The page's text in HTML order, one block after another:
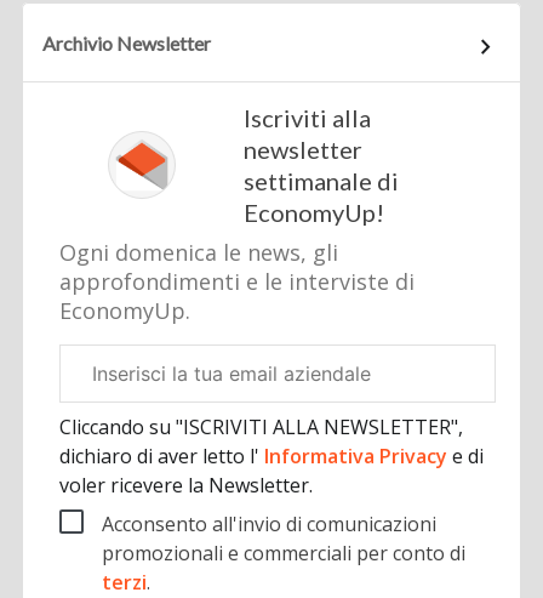
Archivio Newsletter
Iscriviti alla
newsletter
settimanale di
EconomyUp!
Ogni domenica le news, gli
approfondimenti e le interviste di
EconomyUp.
aziendale
Cliccando su "ISCRIVITI ALLA NEWSLETTER",
dichiaro di aver letto l' Informativa Privacye di
voler ricevere la Newsletter.
Acconsento all'invio di comunicazioni
promozionali e commerciali per conto di
terzi.